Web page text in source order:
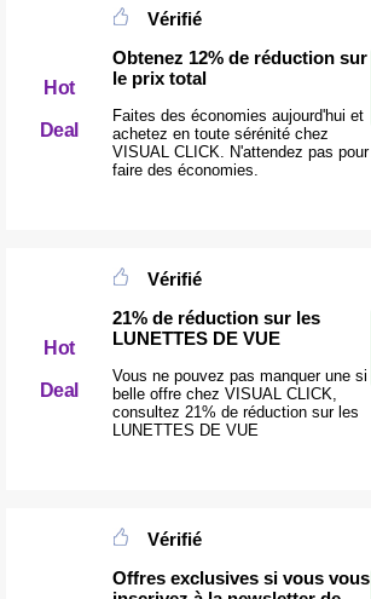
Hot
Deal
Vérifié
Obtenez 12% de réduction sur
le prix total
Faites des économies aujourd'hui et
achetez en toute sérénité chez
VISUAL CLICK. N'attendez pas pour
faire des économies.
Hot
Deal
Vérifié
21% de réduction sur les
LUNETTES DE VUE
Vous ne pouvez pas manquer une si
belle offre chez VISUAL CLICK,
consultez 21% de réduction sur les
LUNETTES DE VUE
Vérifié
Offres exclusives si vous vous